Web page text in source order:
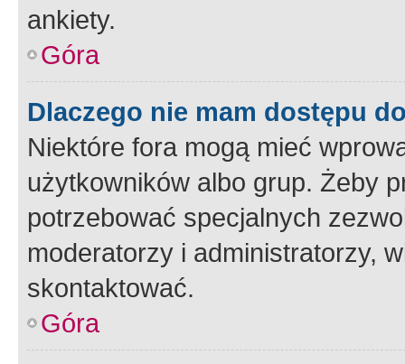
ankiety.
Góra
Dlaczego nie mam dostępu
Niektóre fora mogą mieć
użytkowników albo grup. Żeby
potrzebować specjalnych
moderatorzy i administratorzy,
skontaktować.
Góra